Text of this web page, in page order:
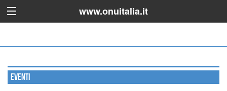
www.onuitalia.it
Eventi